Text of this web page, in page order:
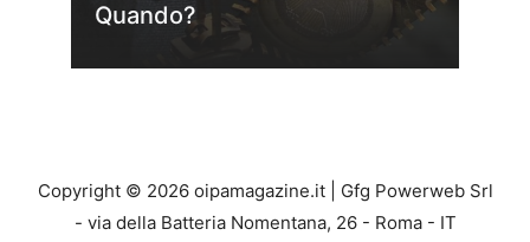
Quando?
Copyright © 2026 oipamagazine.it | Gfg Powerweb Srl
- via della Batteria Nomentana, 26 - Roma - IT